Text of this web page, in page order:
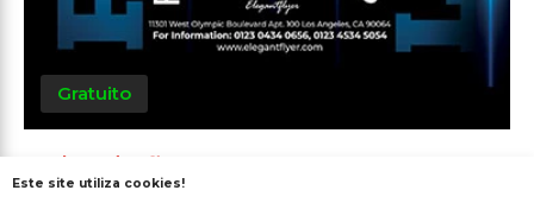
Gratuito
Aulas de fitness
Este site utiliza cookies!